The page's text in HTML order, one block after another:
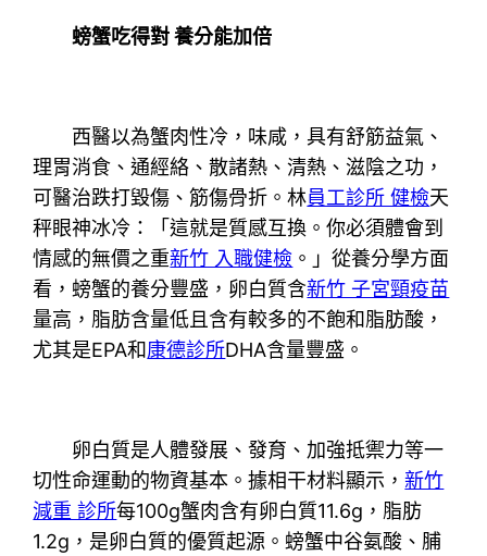
螃蟹吃得對 養分能加倍
西醫以為蟹肉性冷，味咸，具有舒筋益氣、
理胃消食、通經絡、散諸熱、清熱、滋陰之功，
可醫治跌打毀傷、筋傷骨折。林員工診所 健檢天
秤眼神冰冷：「這就是質感互換。你必須體會到
情感的無價之重新竹 入職健檢 。」從養分學方面
看，螃蟹的養分豐盛，卵白質含新竹 子宮頸疫苗
量高，脂肪含量低且含有較多的不飽和脂肪酸，
尤其是EPA和康德診所DHA含量豐盛。
卵白質是人體發展、發育、加強抵禦力等一
切性命運動的物資基本。據相干材料顯示，新竹
減重 診所每100g蟹肉含有卵白質11.6g，脂肪
1.2g，是卵白質的優質起源。螃蟹中谷氨酸、脯